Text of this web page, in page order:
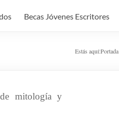
Becas Jóvenes Escritores
Estás aquí:Portada
mitología y